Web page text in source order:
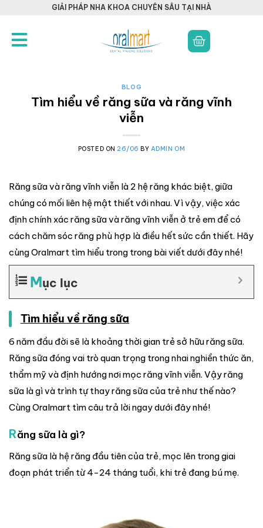
GIẢI PHÁP NHA KHOA CHUYÊN SÂU TẠI NHÀ
BLOG
Tìm hiểu về răng sữa và răng vĩnh
viễn
POSTED ON 26/06 BY ADMIN OM
Răng sữa và răng vĩnh viễn là 2 hệ răng khác biệt, giữa
chúng có mối liên hệ mật thiết với nhau. Vì vậy, việc xác
định chính xác răng sữa và răng vĩnh viễn ở trẻ em để có
cách chăm sóc răng phù hợp là điều hết sức cần thiết. Hãy
cùng Oralmart tìm hiểu trong trong bài viết dưới đây nhé!
Mục lục
Tìm hiểu về răng sữa
6 năm đầu đời sẽ là khoảng thời gian trẻ sở hữu răng sữa.
Răng sữa đóng vai trò quan trọng trong nhai nghiền thức ăn,
thẩm mỹ và định hướng nơi mọc răng vĩnh viễn. Vậy răng
sữa là gì và trình tự thay răng sữa của trẻ như thế nào?
Cùng Oralmart tìm câu trả lời ngay dưới đây nhé!
Răng sữa là gì?
Răng sữa là hệ răng đầu tiên của trẻ, mọc lên trong giai
đoạn phát triển từ 4-24 tháng tuổi, khi trẻ đang bú mẹ.